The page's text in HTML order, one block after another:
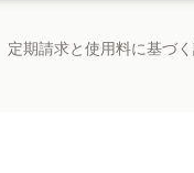
期請求と使用料に基づ